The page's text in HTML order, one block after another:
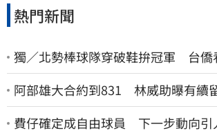
熱門新聞
獨／北勢棒球隊穿破鞋拚冠軍 台僑
阿部雄大合約到831 林威助曝有續
費仔確定成自由球員 下一步動向引